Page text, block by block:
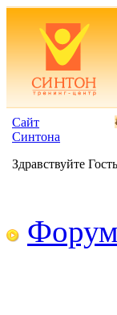
Сайт
Синтона
Здравствуйте